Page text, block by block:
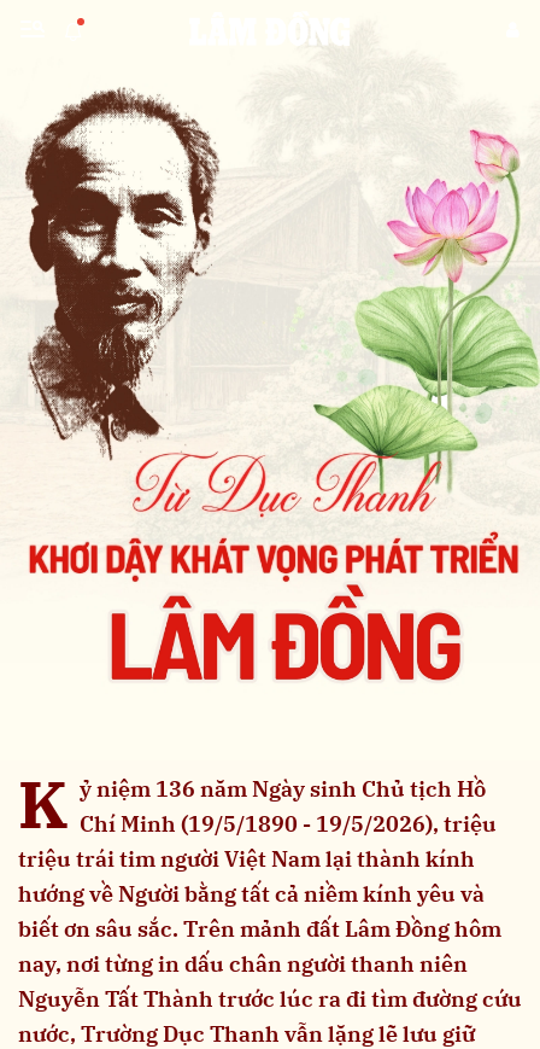
K ỷ niệm 136 năm Ngày sinh Chủ tịch Hồ
Chí Minh (19/5/1890 - 19/5/2026), triệu
triệu trái tim người Việt Nam lại thành kính
hướng về Người bằng tất cả niềm kính yêu và
biết ơn sâu sắc. Trên mảnh đất Lâm Đồng hôm
nay, nơi từng in dấu chân người thanh niên
Nguyễn Tất Thành trước lúc ra đi tìm đường cứu
nước, Trường Dục Thanh vẫn lặng lẽ lưu giữ
Gửi bình luận
Hủy Gửi